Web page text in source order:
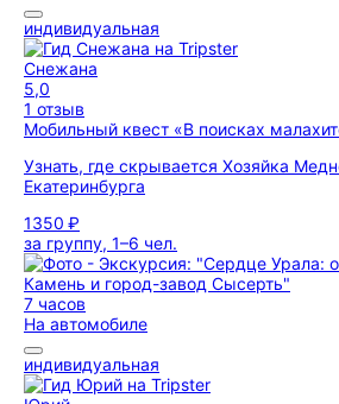
индивидуальная
Снежана
5,0
1 отзыв
Мобильный квест «В поисках
Узнать, где скрывается Хозяйка
Екатеринбурга
1350 ₽
за группу, 1–6 чел.
7 часов
На автомобиле
индивидуальная